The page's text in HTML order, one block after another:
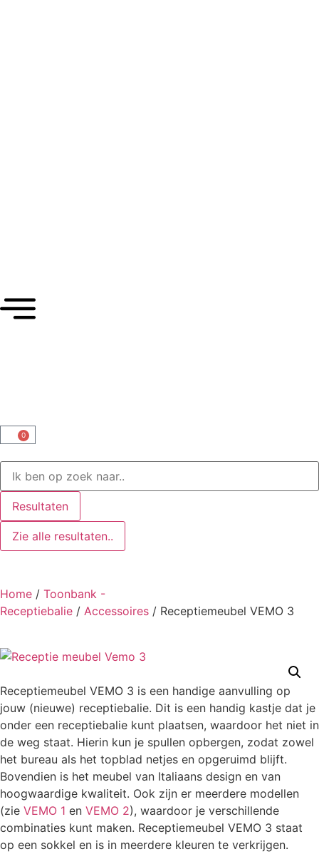
0
Resultaten
Zie alle resultaten..
Home / Toonbank -
Receptiebalie / Accessoires / Receptiemeubel VEMO 3
Receptiemeubel VEMO 3 is een handige aanvulling op
jouw (nieuwe) receptiebalie. Dit is een handig kastje dat je
onder een receptiebalie kunt plaatsen, waardoor het niet in
de weg staat. Hierin kun je spullen opbergen, zodat zowel
het bureau als het topblad netjes en opgeruimd blijft.
Bovendien is het meubel van Italiaans design en van
hoogwaardige kwaliteit. Ook zijn er meerdere modellen
(zie VEMO 1 en VEMO 2), waardoor je verschillende
combinaties kunt maken. Receptiemeubel VEMO 3 staat
op een sokkel en is in meerdere kleuren te verkrijgen.